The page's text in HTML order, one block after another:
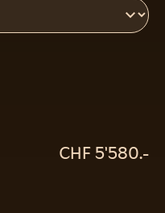
CHF 5'580.-